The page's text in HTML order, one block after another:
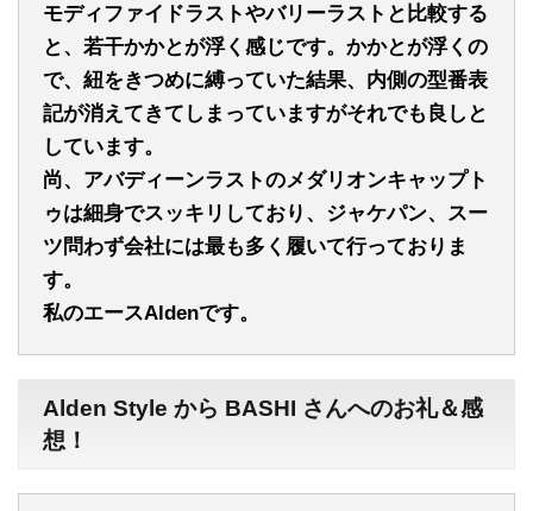
モディファイドラストやバリーラストと比較する
と、 若干かかとが浮く感じです。 かかとが浮くの
で、紐をきつめに縛っていた結果、 内側の型番表
記が消えてきてしまっていますがそれでも良しと
しています。
尚、アバディーンラストのメダリオンキャップト
ゥは細身でスッキリしており、 ジャケパン、スー
ツ問わず会社には最も多く履いて行っておりま
す。
私のエースAldenです。
Alden Style から BASHI さんへのお礼＆感
想！